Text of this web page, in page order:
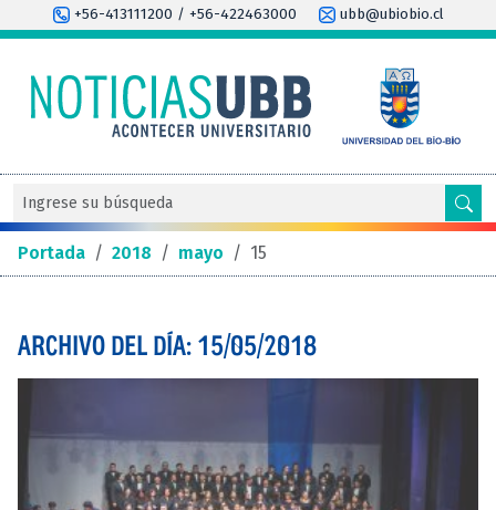
+56-413111200 / +56-422463000 ubb@ubiobio.cl
Portada / 2018 / mayo / 15
ARCHIVO DEL DÍA: 15/05/2018